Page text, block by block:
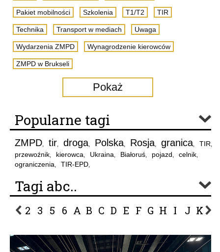
Pakiet mobilności Szkolenia T1/T2 TIR
Technika Transport w mediach Uwaga
Wydarzenia ZMPD Wynagrodzenie kierowców
ZMPD w Brukseli
Pokaż
Popularne tagi
ZMPD, tir, droga, Polska, Rosja, granica, TIR,
przewoźnik, kierowca, Ukraina, Białoruś, pojazd, celnik,
ograniczenia, TIR-EPD,
Tagi abc..
2 3 5 6 A B C D E F G H I J K L